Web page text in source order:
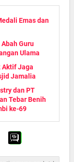
Emas dan
Guru
Ulama
Aktif Jaga
Jamalia
dan PT
Tebar Benih
ke-69